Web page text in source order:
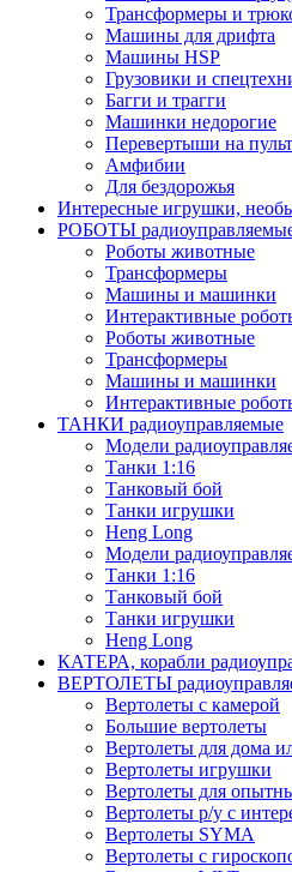
Трансформеры и
Машины для дрифта
Машины HSP
Грузовики и
Багги и трагги
Машинки недорогие
Перевертыши на
Амфибии
Для бездорожья
Интересные игрушки,
РОБОТЫ
Роботы животные
Трансформеры
Машины и машинки
Интерактивные
Роботы животные
Трансформеры
Машины и машинки
Интерактивные
ТАНКИ радиоуправляемые
Модели
Танки 1:16
Танковый бой
Танки игрушки
Heng Long
Модели
Танки 1:16
Танковый бой
Танки игрушки
Heng Long
КАТЕРА, корабли
ВЕРТОЛЕТЫ
Вертолеты с камерой
Большие вертолеты
Вертолеты для дома
Вертолеты игрушки
Вертолеты для
Вертолеты р/у с
Вертолеты SYMA
Вертолеты с